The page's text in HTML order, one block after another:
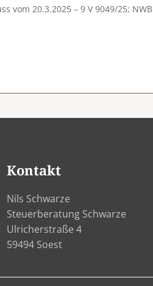
vom 20.3.2025 – 9 V 9049/25; NWB
Kontakt
Nils Schwarze
Steuerberatung Schwarze
Ulricherstraße 4
59494 Soest